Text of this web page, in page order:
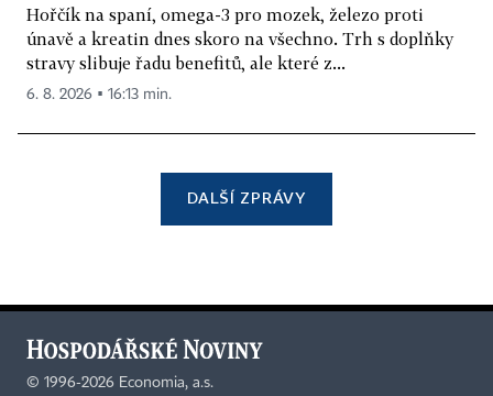
Hořčík na spaní, omega-3 pro mozek, železo proti
únavě a kreatin dnes skoro na všechno. Trh s doplňky
stravy slibuje řadu benefitů, ale které z...
6. 8. 2026 ▪ 16:13 min.
DALŠÍ ZPRÁVY
© 1996-2026 Economia, a.s.